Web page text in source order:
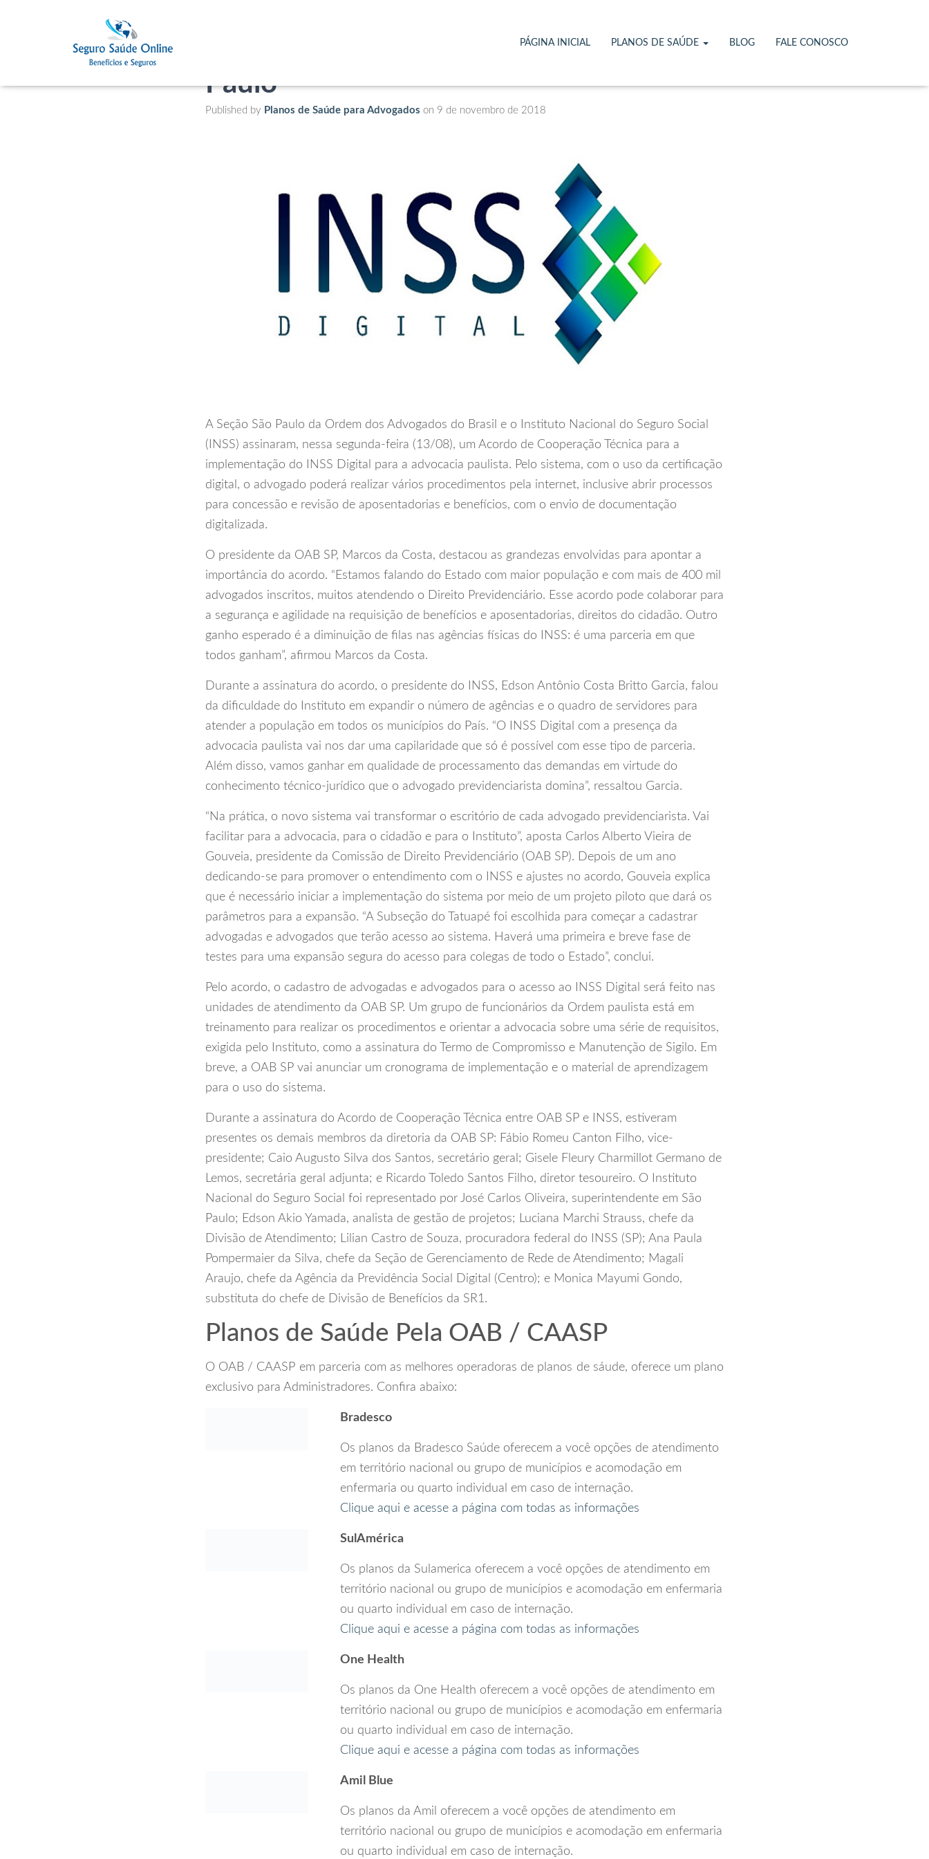
PÁGINA INICIAL PLANOS DE SAÚDE BLOG FALE CONOSCO
INSS digital está chegando em São
Paulo
Published by Planos de Saúde para Advogados on 9 de novembro de 2018
A Seção São Paulo da Ordem dos Advogados do Brasil e o Instituto Nacional do Seguro Social
(INSS) assinaram, nessa segunda-feira (13/08), um Acordo de Cooperação Técnica para a
implementação do INSS Digital para a advocacia paulista. Pelo sistema, com o uso da certificação
digital, o advogado poderá realizar vários procedimentos pela internet, inclusive abrir processos
para concessão e revisão de aposentadorias e benefícios, com o envio de documentação
digitalizada.
O presidente da OAB SP, Marcos da Costa, destacou as grandezas envolvidas para apontar a
importância do acordo. “Estamos falando do Estado com maior população e com mais de 400 mil
advogados inscritos, muitos atendendo o Direito Previdenciário. Esse acordo pode colaborar para
a segurança e agilidade na requisição de benefícios e aposentadorias, direitos do cidadão. Outro
ganho esperado é a diminuição de filas nas agências físicas do INSS: é uma parceria em que
todos ganham”, afirmou Marcos da Costa.
Durante a assinatura do acordo, o presidente do INSS, Edson Antônio Costa Britto Garcia, falou
da dificuldade do Instituto em expandir o número de agências e o quadro de servidores para
atender a população em todos os municípios do País. “O INSS Digital com a presença da
advocacia paulista vai nos dar uma capilaridade que só é possível com esse tipo de parceria.
Além disso, vamos ganhar em qualidade de processamento das demandas em virtude do
conhecimento técnico-jurídico que o advogado previdenciarista domina”, ressaltou Garcia.
“Na prática, o novo sistema vai transformar o escritório de cada advogado previdenciarista. Vai
facilitar para a advocacia, para o cidadão e para o Instituto”, aposta Carlos Alberto Vieira de
Gouveia, presidente da Comissão de Direito Previdenciário (OAB SP). Depois de um ano
dedicando-se para promover o entendimento com o INSS e ajustes no acordo, Gouveia explica
que é necessário iniciar a implementação do sistema por meio de um projeto piloto que dará os
parâmetros para a expansão. “A Subseção do Tatuapé foi escolhida para começar a cadastrar
advogadas e advogados que terão acesso ao sistema. Haverá uma primeira e breve fase de
testes para uma expansão segura do acesso para colegas de todo o Estado”, conclui.
Pelo acordo, o cadastro de advogadas e advogados para o acesso ao INSS Digital será feito nas
unidades de atendimento da OAB SP. Um grupo de funcionários da Ordem paulista está em
treinamento para realizar os procedimentos e orientar a advocacia sobre uma série de requisitos,
exigida pelo Instituto, como a assinatura do Termo de Compromisso e Manutenção de Sigilo. Em
breve, a OAB SP vai anunciar um cronograma de implementação e o material de aprendizagem
para o uso do sistema.
Durante a assinatura do Acordo de Cooperação Técnica entre OAB SP e INSS, estiveram
presentes os demais membros da diretoria da OAB SP: Fábio Romeu Canton Filho, vice-
presidente; Caio Augusto Silva dos Santos, secretário geral; Gisele Fleury Charmillot Germano de
Lemos, secretária geral adjunta; e Ricardo Toledo Santos Filho, diretor tesoureiro. O Instituto
Nacional do Seguro Social foi representado por José Carlos Oliveira, superintendente em São
Paulo; Edson Akio Yamada, analista de gestão de projetos; Luciana Marchi Strauss, chefe da
Divisão de Atendimento; Lilian Castro de Souza, procuradora federal do INSS (SP); Ana Paula
Pompermaier da Silva, chefe da Seção de Gerenciamento de Rede de Atendimento; Magali
Araujo, chefe da Agência da Previdência Social Digital (Centro); e Monica Mayumi Gondo,
substituta do chefe de Divisão de Benefícios da SR1.
Planos de Saúde Pela OAB / CAASP
O OAB / CAASP em parceria com as melhores operadoras de planos de sáude, oferece um plano
exclusivo para Administradores. Confira abaixo:
Bradesco
Os planos da Bradesco Saúde oferecem a você opções de atendimento
em território nacional ou grupo de municípios e acomodação em
enfermaria ou quarto individual em caso de internação.
Clique aqui e acesse a página com todas as informações
SulAmérica
Os planos da Sulamerica oferecem a você opções de atendimento em
território nacional ou grupo de municípios e acomodação em enfermaria
ou quarto individual em caso de internação.
Clique aqui e acesse a página com todas as informações
One Health
Os planos da One Health oferecem a você opções de atendimento em
território nacional ou grupo de municípios e acomodação em enfermaria
ou quarto individual em caso de internação.
Clique aqui e acesse a página com todas as informações
Amil Blue
Os planos da Amil oferecem a você opções de atendimento em
território nacional ou grupo de municípios e acomodação em enfermaria
ou quarto individual em caso de internação.